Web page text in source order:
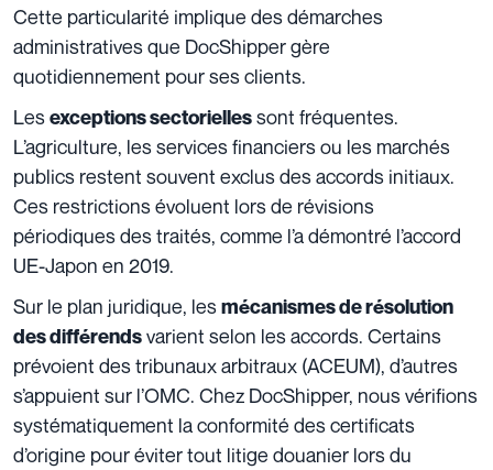
Cette particularité implique des démarches
administratives que DocShipper gère
quotidiennement pour ses clients.
Lesexceptions sectoriellessont fréquentes.
L’agriculture, les services financiers ou les marchés
publics restent souvent exclus des accords initiaux.
Ces restrictions évoluent lors de révisions
périodiques des traités, comme l’a démontré l’accord
UE-Japon en 2019.
Sur le plan juridique, lesmécanismes de résolution
des différendsvarient selon les accords. Certains
prévoient des tribunaux arbitraux (ACEUM), d’autres
s’appuient sur l’OMC. Chez DocShipper, nous vérifions
systématiquement la conformité des certificats
d’origine pour éviter tout litige douanier lors du